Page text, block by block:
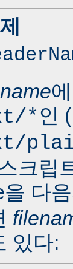
*인 (
크립
다
있다: